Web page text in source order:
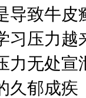
导致牛
习压力
力无处
久郁成